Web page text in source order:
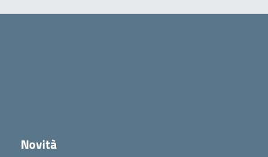
Novità